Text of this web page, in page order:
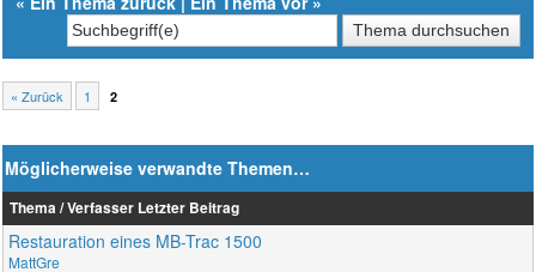
« Zurück 1 2
Möglicherweise verwandte Themen…
Thema / Verfasser Letzter Beitrag
Restauration eines MB-Trac 1500
MattGre